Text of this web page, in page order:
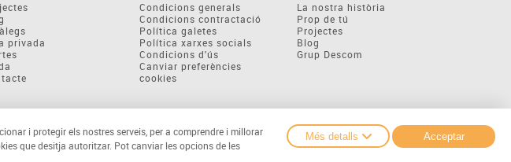
privada
Condicions generals
Condicions contractació
Política galetes
Política xarxes socials
Condicions d'ús
Canviar preferències
cookies
La nostra història
Prop de tú
Projectes
Blog
Grup Descom
i protegir els nostres serveis, per a comprendre i millorar
que desitja autoritzar. Pot canviar les opcions de les
Més detalls Acceptar